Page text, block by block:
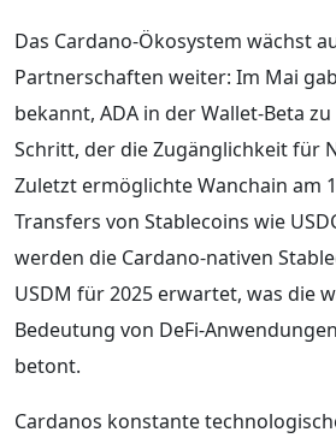
Das Cardano-Ökosystem wächst
Partnerschaften weiter: Im Mai
bekannt, ADA in der Wallet-Beta
Schritt, der die Zugänglichkeit für
Zuletzt ermöglichte Wanchain am
Transfers von Stablecoins wie
werden die Cardano-nativen
USDM für 2025 erwartet, was die
Bedeutung von DeFi-
betont.
Cardanos konstante